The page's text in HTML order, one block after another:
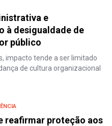
e
à desigualdade de
público
impacto tende a ser limitado
de cultura organizacional
reafirmar proteção aos